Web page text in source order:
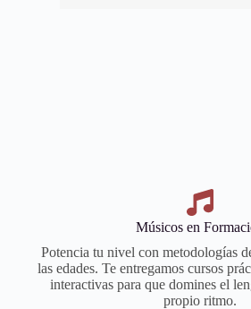
Músicos en
Potencia tu nivel con metodologías
las edades. Te entregamos cursos
interactivas para que domines el
propio ritmo.